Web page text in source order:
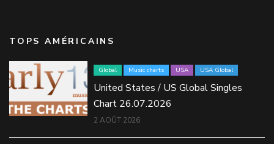
TOPS AMÉRICAINS
Global Music charts USA USA Global
United States / US Global Singles
Chart 26.07.2026
2 AOÛT 2026